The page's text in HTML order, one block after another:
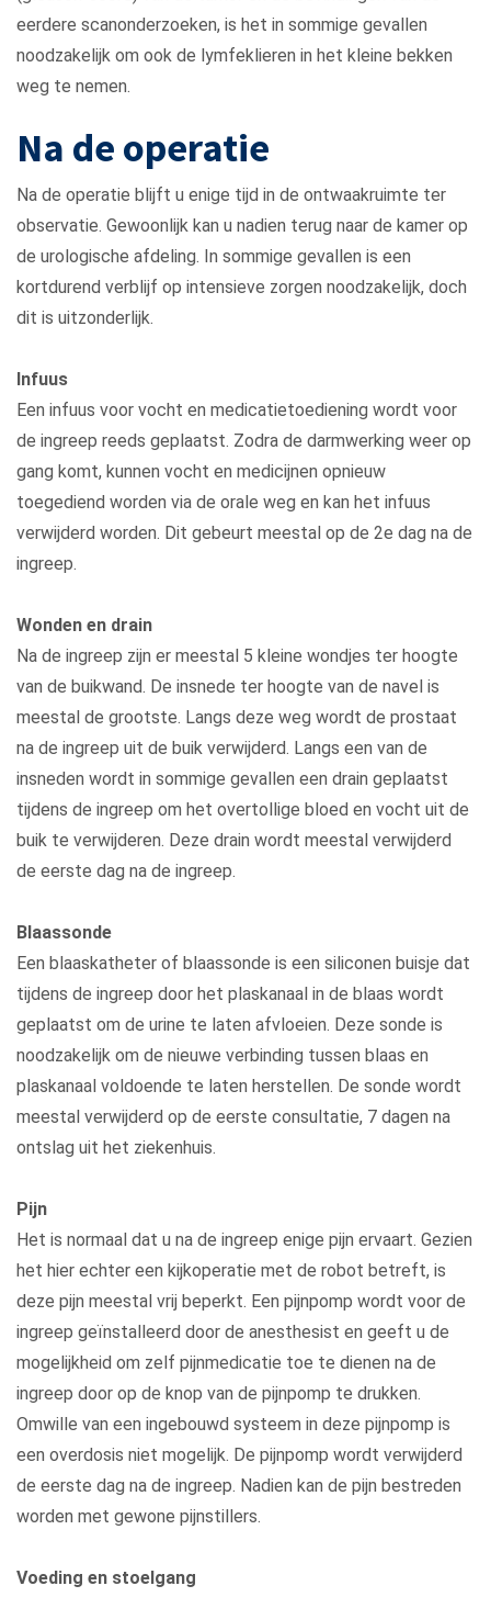
eerdere scanonderzoeken, is het in sommige gevallen
noodzakelijk om ook de lymfeklieren in het kleine bekken
weg te nemen.
Na de operatie
Na de operatie blijft u enige tijd in de ontwaakruimte ter
observatie. Gewoonlijk kan u nadien terug naar de kamer op
de urologische afdeling. In sommige gevallen is een
kortdurend verblijf op intensieve zorgen noodzakelijk, doch
dit is uitzonderlijk.
Infuus
Een infuus voor vocht en medicatietoediening wordt voor
de ingreep reeds geplaatst. Zodra de darmwerking weer op
gang komt, kunnen vocht en medicijnen opnieuw
toegediend worden via de orale weg en kan het infuus
verwijderd worden. Dit gebeurt meestal op de 2e dag na de
ingreep.
Wonden en drain
Na de ingreep zijn er meestal 5 kleine wondjes ter hoogte
van de buikwand. De insnede ter hoogte van de navel is
meestal de grootste. Langs deze weg wordt de prostaat
na de ingreep uit de buik verwijderd. Langs een van de
insneden wordt in sommige gevallen een drain geplaatst
tijdens de ingreep om het overtollige bloed en vocht uit de
buik te verwijderen. Deze drain wordt meestal verwijderd
de eerste dag na de ingreep.
Blaassonde
Een blaaskatheter of blaassonde is een siliconen buisje dat
tijdens de ingreep door het plaskanaal in de blaas wordt
geplaatst om de urine te laten afvloeien. Deze sonde is
noodzakelijk om de nieuwe verbinding tussen blaas en
plaskanaal voldoende te laten herstellen. De sonde wordt
meestal verwijderd op de eerste consultatie, 7 dagen na
ontslag uit het ziekenhuis.
Pijn
Het is normaal dat u na de ingreep enige pijn ervaart. Gezien
het hier echter een kijkoperatie met de robot betreft, is
deze pijn meestal vrij beperkt. Een pijnpomp wordt voor de
ingreep geïnstalleerd door de anesthesist en geeft u de
mogelijkheid om zelf pijnmedicatie toe te dienen na de
ingreep door op de knop van de pijnpomp te drukken.
Omwille van een ingebouwd systeem in deze pijnpomp is
een overdosis niet mogelijk. De pijnpomp wordt verwijderd
de eerste dag na de ingreep. Nadien kan de pijn bestreden
worden met gewone pijnstillers.
Voeding en stoelgang